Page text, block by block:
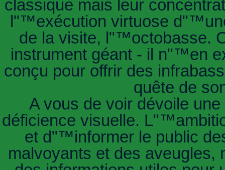
classique mais leur
l"™exécution virtuose
de la visite, l"™octobasse.
instrument géant - il n"™en
conçu pour offrir des
quête de
A vous de voir dévoile
déficience visuelle.
et d"™informer le public
malvoyants et des aveugles,